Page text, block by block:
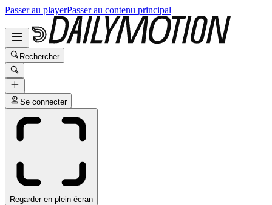
Passer au playerPasser au contenu principal
Rechercher
Se connecter
Regarder en plein écran